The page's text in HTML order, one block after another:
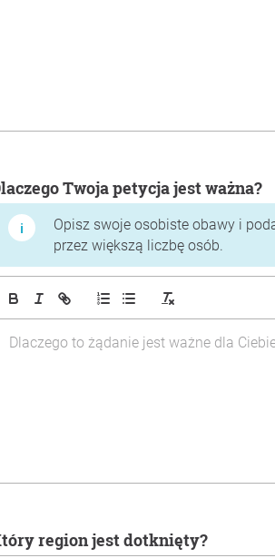
Dlaczego Twoja petycja jest ważna?
Opisz swoje osobiste obawy i
przez większą liczbę osób.
Który region jest dotknięty?